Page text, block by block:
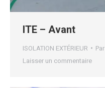
ITE – Avant
ISOLATION EXTÉRIEUR Par
Laisser un commentaire